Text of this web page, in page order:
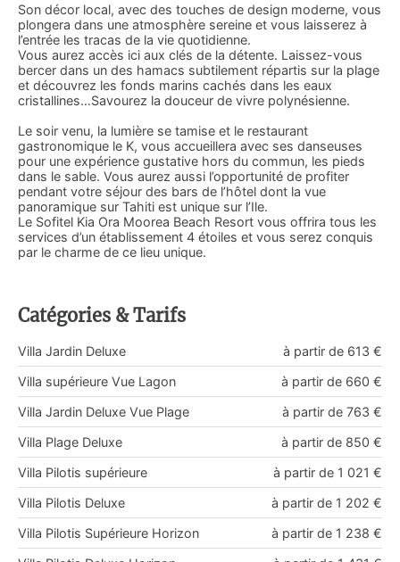
Son décor local, avec des touches de design moderne, vous
plongera dans une atmosphère sereine et vous laisserez à
l’entrée les tracas de la vie quotidienne.
Vous aurez accès ici aux clés de la détente. Laissez-vous
bercer dans un des hamacs subtilement répartis sur la plage
et découvrez les fonds marins cachés dans les eaux
cristallines…Savourez la douceur de vivre polynésienne.
Le soir venu, la lumière se tamise et le restaurant
gastronomique le K, vous accueillera avec ses danseuses
pour une expérience gustative hors du commun, les pieds
dans le sable. Vous aurez aussi l’opportunité de profiter
pendant votre séjour des bars de l’hôtel dont la vue
panoramique sur Tahiti est unique sur l’Ile.
Le Sofitel Kia Ora Moorea Beach Resort vous offrira tous les
services d’un établissement 4 étoiles et vous serez conquis
par le charme de ce lieu unique.
Catégories & Tarifs
à partir de 613 €
Villa Jardin Deluxe
à partir de 660 €
Villa supérieure Vue Lagon
à partir de 763 €
Villa Jardin Deluxe Vue Plage
à partir de 850 €
Villa Plage Deluxe
à partir de 1 021 €
Villa Pilotis supérieure
à partir de 1 202 €
Villa Pilotis Deluxe
à partir de 1 238 €
Villa Pilotis Supérieure Horizon